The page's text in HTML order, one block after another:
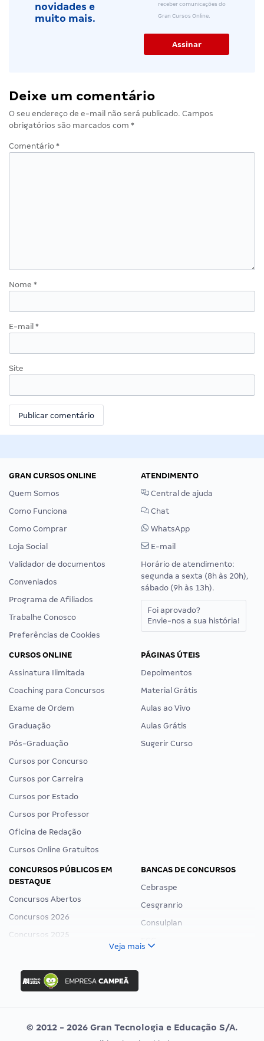
novidades e
muito mais.
receber comunicações do
Gran Cursos Online.
Deixe um comentário
O seu endereço de e-mail não será publicado. Campos
obrigatórios são marcados com *
Comentário *
Nome *
E-mail *
Site
GRAN CURSOS ONLINE
Quem Somos
Como Funciona
Como Comprar
Loja Social
Validador de documentos
Conveniados
Programa de Afiliados
Trabalhe Conosco
Preferências de Cookies
ATENDIMENTO
Central de ajuda
Chat
WhatsApp
E-mail
Horário de atendimento:
segunda a sexta (8h às 20h),
sábado (9h às 13h).
Foi aprovado?
Envie-nos a sua história!
CURSOS ONLINE
Assinatura Ilimitada
Coaching para Concursos
Exame de Ordem
Graduação
Pós-Graduação
Cursos por Concurso
Cursos por Carreira
Cursos por Estado
Cursos por Professor
Oficina de Redação
Cursos Online Gratuitos
PÁGINAS ÚTEIS
Depoimentos
Material Grátis
Aulas ao Vivo
Aulas Grátis
Sugerir Curso
CONCURSOS PÚBLICOS EM
DESTAQUE
Concursos Abertos
Concursos 2026
Concursos 2025
Concurso Nacional Unificado
Concurso Ibama
Concurso MPU
Editais publicados
BANCAS DE CONCURSOS
Cebraspe
Cesgranrio
Consulplan
Vunesp
Veja mais
© 2012 - 2026 Gran Tecnologia e Educação S/A.